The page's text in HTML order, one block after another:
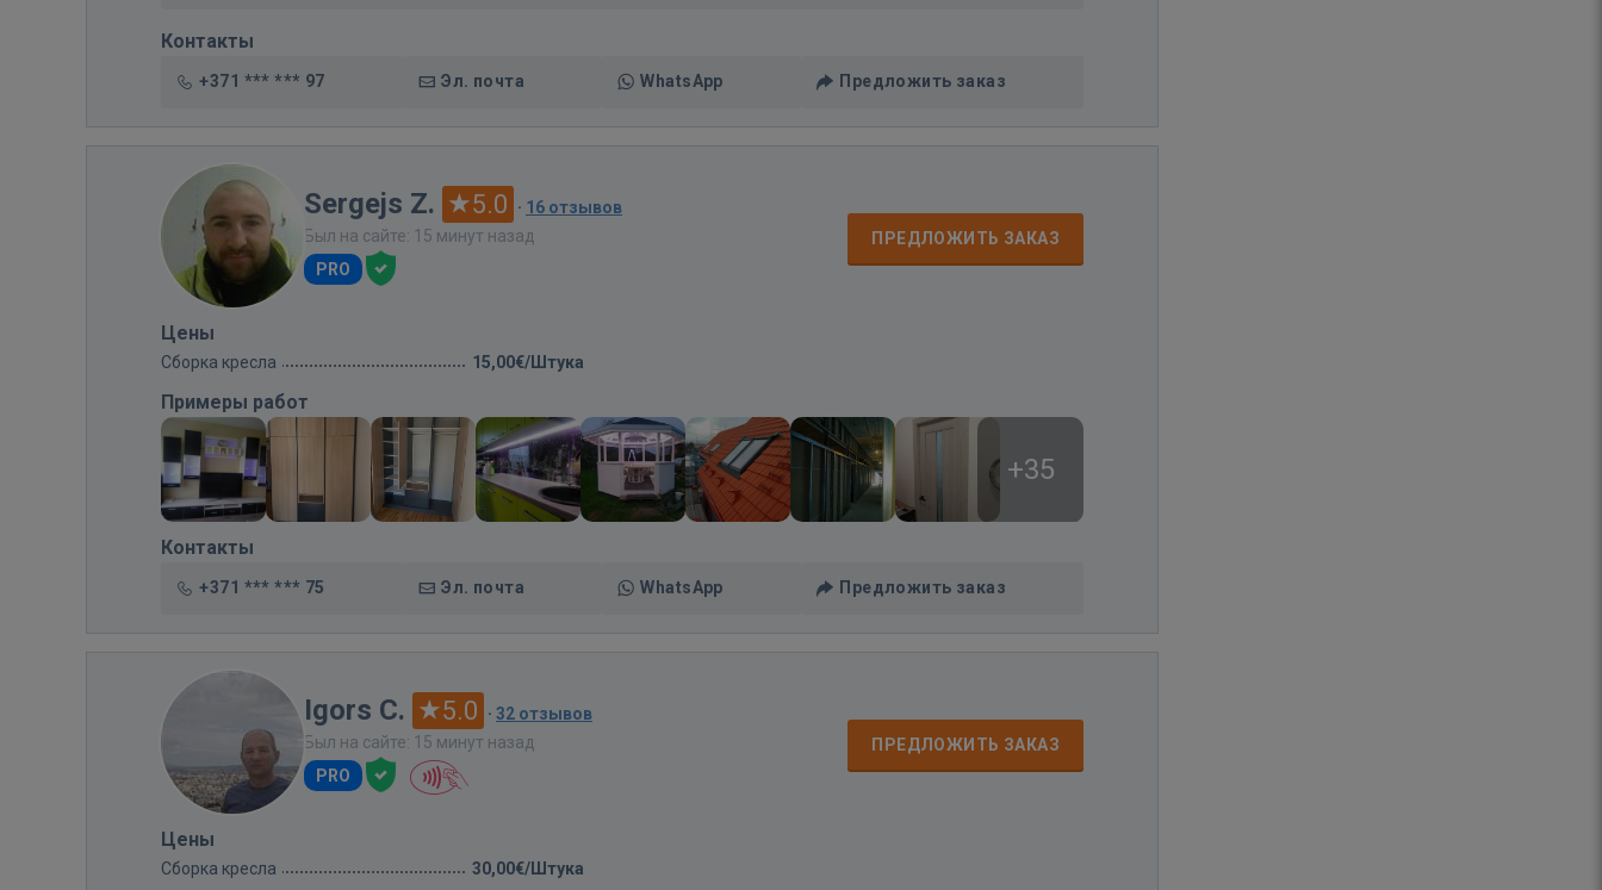
Контакты
+371 *** *** 97 Эл. почта WhatsApp Предложить заказ
Sergejs Z. 5.0 · 16 отзывов
Был на сайте: 15 минут назад
PRO
ПРЕДЛОЖИТЬ ЗАКАЗ
Цены
Сборка кресла 15,00€/Штука
Примеры работ
+35
Контакты
+371 *** *** 75 Эл. почта WhatsApp Предложить заказ
Igors C. 5.0 · 32 отзывов
Был на сайте: 15 минут назад
PRO
ПРЕДЛОЖИТЬ ЗАКАЗ
Цены
Сборка кресла 30,00€/Штука